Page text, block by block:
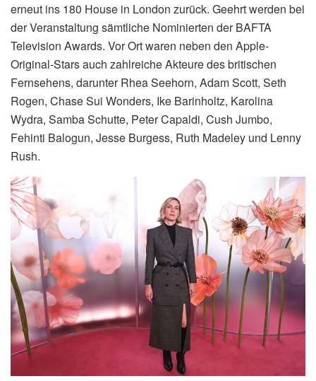
erneut ins 180 House in London zurück. Geehrt werden bei
der Veranstaltung sämtliche Nominierten der BAFTA
Television Awards. Vor Ort waren neben den Apple-
Original-Stars auch zahlreiche Akteure des britischen
Fernsehens, darunter Rhea Seehorn, Adam Scott, Seth
Rogen, Chase Sui Wonders, Ike Barinholtz, Karolina
Wydra, Samba Schutte, Peter Capaldi, Cush Jumbo,
Fehinti Balogun, Jesse Burgess, Ruth Madeley und Lenny
Rush.